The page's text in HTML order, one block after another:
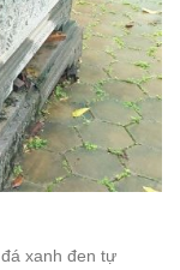
xanh đen tự